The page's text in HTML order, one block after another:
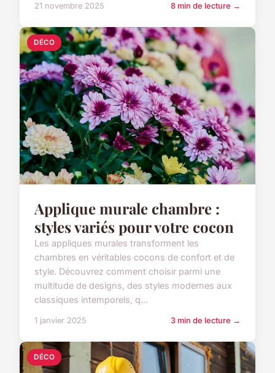
21 novembre 2025 8 min de lecture →
DÉCO
Applique murale chambre :
styles variés pour votre cocon
Les appliques murales transforment les
chambres en véritables cocons de confort et de
style. Découvrez comment choisir parmi une
multitude de designs, des styles modernes aux
classiques intemporels, q...
1 janvier 2025 3 min de lecture →
DÉCO